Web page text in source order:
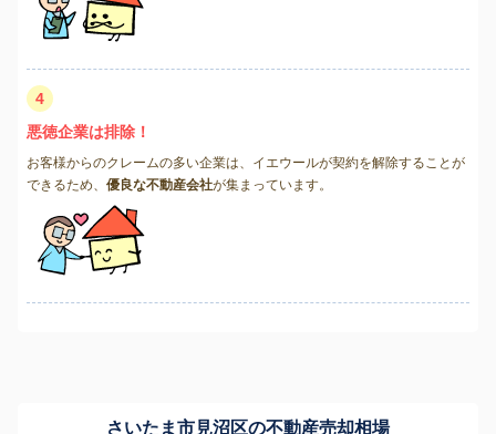
4
悪徳企業は排除！
お客様からのクレームの多い企業は、イエウールが契約を解除することが
できるため、 優良な不動産会社が集まっています。
さいたま市見沼区の不動産売却相場